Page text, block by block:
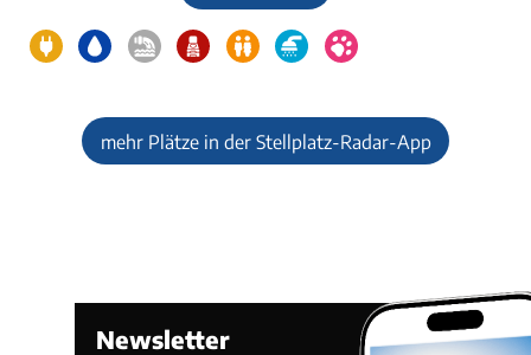
mehr Plätze in der Stellplatz-Radar-App
Newsletter